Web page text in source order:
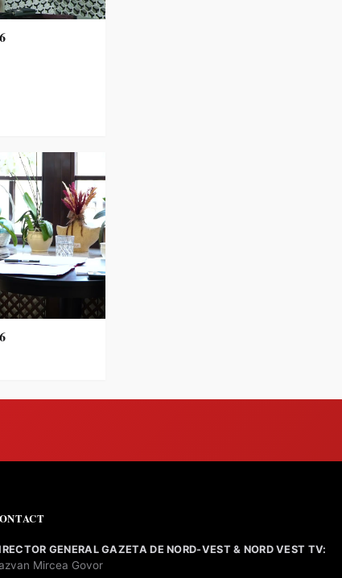
GENERAL GAZETA DE NORD-VEST & NORD VEST TV:
Mircea Govor